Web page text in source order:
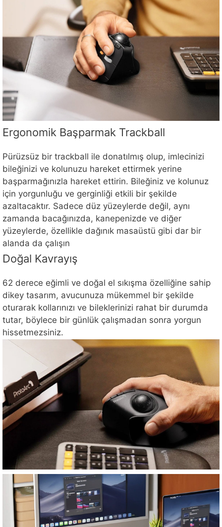
Ergonomik Başparmak Trackball
Pürüzsüz bir trackball ile donatılmış olup, imlecinizi
bileğinizi ve kolunuzu hareket ettirmek yerine
başparmağınızla hareket ettirin. Bileğiniz ve kolunuz
için yorgunluğu ve gerginliği etkili bir şekilde
azaltacaktır. Sadece düz yüzeylerde değil, aynı
zamanda bacağınızda, kanepenizde ve diğer
yüzeylerde, özellikle dağınık masaüstü gibi dar bir
alanda da çalışın
Doğal Kavrayış
62 derece eğimli ve doğal el sıkışma özelliğine sahip
dikey tasarım, avucunuza mükemmel bir şekilde
oturarak kollarınızı ve bileklerinizi rahat bir durumda
tutar, böylece bir günlük çalışmadan sonra yorgun
hissetmezsiniz.